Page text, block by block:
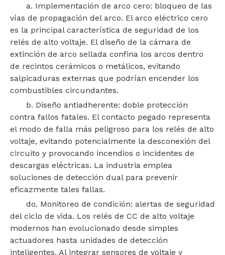
a. Implementación de arco cero: bloqueo de las
vías de propagación del arco. El arco eléctrico cero
es la principal característica de seguridad de los
relés de alto voltaje. El diseño de la cámara de
extinción de arco sellada confina los arcos dentro
de recintos cerámicos o metálicos, evitando
salpicaduras externas que podrían encender los
combustibles circundantes.
b. Diseño antiadherente: doble protección
contra fallos fatales. El contacto pegado representa
el modo de falla más peligroso para los relés de alto
voltaje, evitando potencialmente la desconexión del
circuito y provocando incendios o incidentes de
descargas eléctricas. La industria emplea
soluciones de detección dual para prevenir
eficazmente tales fallas.
do. Monitoreo de condición: alertas de seguridad
del ciclo de vida. Los relés de CC de alto voltaje
modernos han evolucionado desde simples
actuadores hasta unidades de detección
inteligentes. Al integrar sensores de voltaje y